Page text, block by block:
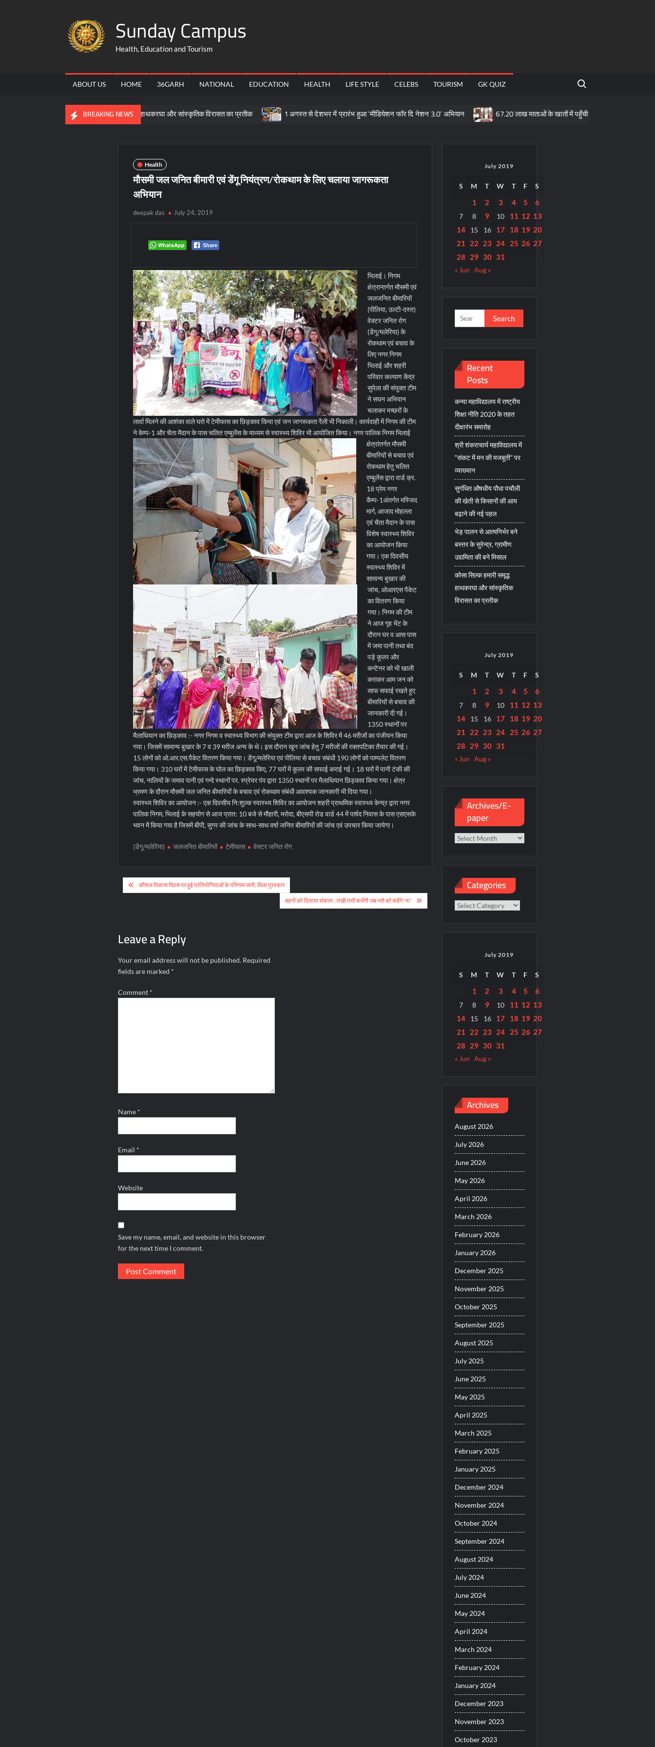
Sunday Campus
Health, Education and Tourism
ABOUT US HOME 36GARH NATIONAL EDUCATION HEALTH LIFE STYLE CELEBS TOURISM GK QUIZ
Search for:
BREAKING NEWS
कोसा सिल्क हमारी समृद्ध हाथकरघा और सांस्कृतिक विरासत का प्रतीक 1 अगस्त से देशभर में प्रारंभ हुआ ’मीडियेशन फॉर दि नेशन 3.0’ अभियान 67.20 लाख माताओं के खातों में पहुँची महतारी वंदन योजना की 30वीं किस्त
Health
मौसमी जल जनित बीमारी एवं डेंगू नियंत्रण/रोकथाम के लिए चलाया जागरूकता
अभियान
deepak das July 24, 2019
WhatsApp Share
भिलाई। निगम
क्षेत्रान्तर्गत मौसमी एवं
जलजनित बीमारियों
(पीलिया, उल्टी-दस्त)
वेक्टर जनित रोग
(डेंगू/मलेरिया) के
रोकथाम एवं बचाव के
लिए नगर निगम
भिलाई और शहरी
परिवार कल्याण केंद्र
सुपेला की संयुक्त टीम
ने सघन अभियान
चलाकर मच्छरों के
लार्वा मिलने की आशंका वाले घरो में टेमीफास का छिड़काव किया एवं जन जागरूकता रैली भी निकाली। कार्यवाही में निगम की टीम
ने केम्प-1 और चैता मैदान के पास चलित एम्बुलेंस के माध्यम से स्वास्थ्य शिविर भी आयोजित किया। नगर पालिक निगम भिलाई
क्षेत्रांतर्गत मौसमी
बीमारियों से बचाव एवं
रोकथाम हेतु चलित
एम्बुलेंस द्वारा वार्ड क्र.
18 प्रेम नगर
कैम्प-1अंतर्गत मस्जिद
मार्ग, आजाद मोहल्ला
एवं चैता मैदान के पास
विशेष स्वास्थ्य शिविर
का आयोजन किया
गया। एक दिवसीय
स्वास्थ्य शिविर में
सामान्य बुखार की
जांच, ओआरएस पैकेट
का वितरण किया
गया। निगम की टीम
ने आज गृह भेंट के
दौरान घर व आस पास
में जमा पानी तथा बंद
पड़े कूलर और
कन्टेनर को भी खाली
कराकर आम जन को
साफ सफाई रखते हुए
बीमारियों से बचाव की
जानकारी दी गई।
1350 स्थानों पर
मैलाथियान का छिड़काव :- नगर निगम व स्वास्थ्य विभाग की संयुक्त टीम द्वारा आज के शिविर में 46 मरीजों का पंजीयन किया
गया। जिसमें सामान्य बुखार के 7 व 39 मरीज अन्य के थे। इस दौरान खून जांच हेतु 7 मरीजों की रक्तपटिका तैयार की गई।
15 लोगों को ओ.आर.एस.पैकेट वितरण किया गया। डेंगू/मलेरिया एवं पीलिया से बचाव संबंधी 190 लोगों को पाम्पलेट वितरण
किया गया। 310 घरों में टेमीफास के घोल का छिड़काव किए, 77 घरों में कूलर की सफाई कराई गई। 18 घरों में पानी टंकी की
जांच, नालियों के जमाव पानी एवं गन्दे स्थानों पर. स्प्रेयर पंप द्वारा 1350 स्थानों पर मैलाथियान छिड़काव किया गया। क्षेत्र
भ्रमण के दौरान मौसमी जल जनित बीमारियों के बचाव एवं रोकथाम संबंधी आवश्यक जानकारी भी दिया गया।
स्वास्थ्य शिविर का आयोजन :- एक दिवसीय नि:शुल्क स्वास्थ्य शिविर का आयोजन शहरी प्राथमिक स्वास्थ्य केन्द्र द्वारा नगर
पालिक निगम, भिलाई के सहयोग से आज प्रात: 10 बजे से मौहारी, मरोदा, बीएसपी रोड वार्ड 44 में पार्षद निवास के पास एसएसके
भवन में किया गया है जिसमें बीपी, सुगर की जांच के साथ-साथ वर्षा जनित बीमारियों की जांच एवं उपचार किया जायेगा।
(डेंगू/मलेरिया) जलजनित बीमारियों टेमीफास वेक्टर जनित रोग
Post
navigation
कौशल विकास दिवस पर हुई प्रतियोगिताओं के परिणाम जारी, मिला पुरस्कार
बहनों को दिलाया संकल्प : राखी तभी बाधेंगी जब नशे को कहेंगे ‘ना’
Leave a Reply
Your email address will not be published. Required
fields are marked *
Comment *
Name *
Email *
Website
Save my name, email, and website in this browser
for the next time I comment.
July 2019
S M T W T F S
1 2 3 4 5 6
7 8 9 10 11 12 13
14
15 16 17 18 19 20
21
22 23 24 25 26 27
28
29 30 31
« Jun Aug »
Search
for:
Recent
Posts
कन्या महाविद्यालय में राष्ट्रीय
शिक्षा नीति 2020 के तहत
दीक्षारंभ समारोह
श्री शंकराचार्य महाविद्यालय में
“संकट में मन की मजबूती” पर
व्याख्यान
सुगंधित औषधीय पौधा पचौली
की खेती से किसानों की आय
बढ़ाने की नई पहल
भेड़ पालन से आत्मनिर्भर बने
बस्तर के सुरेन्द्र, ग्रामीण
उद्यमिता की बने मिसाल
कोसा सिल्क हमारी समृद्ध
हाथकरघा और सांस्कृतिक
विरासत का प्रतीक
July 2019
S M T W T F S
1 2 3 4 5 6
7 8 9 10 11 12 13
14
15 16 17 18 19 20
21
22 23 24 25 26 27
28
29 30 31
« Jun Aug »
Archives/E-
paper
Archives/E-
Categories
Categories
July 2019
S M T W T F S
1 2 3 4 5 6
7 8 9 10 11 12 13
14
15 16 17 18 19 20
21
22 23 24 25 26 27
28
29 30 31
« Jun Aug »
Archives
August 2026
July 2026
June 2026
May 2026
April 2026
March 2026
February 2026
January 2026
December 2025
November 2025
October 2025
September 2025
August 2025
July 2025
June 2025
May 2025
April 2025
March 2025
February 2025
January 2025
December 2024
November 2024
October 2024
September 2024
August 2024
July 2024
June 2024
May 2024
April 2024
March 2024
February 2024
January 2024
December 2023
November 2023
October 2023